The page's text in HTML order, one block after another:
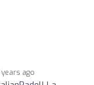
years ago